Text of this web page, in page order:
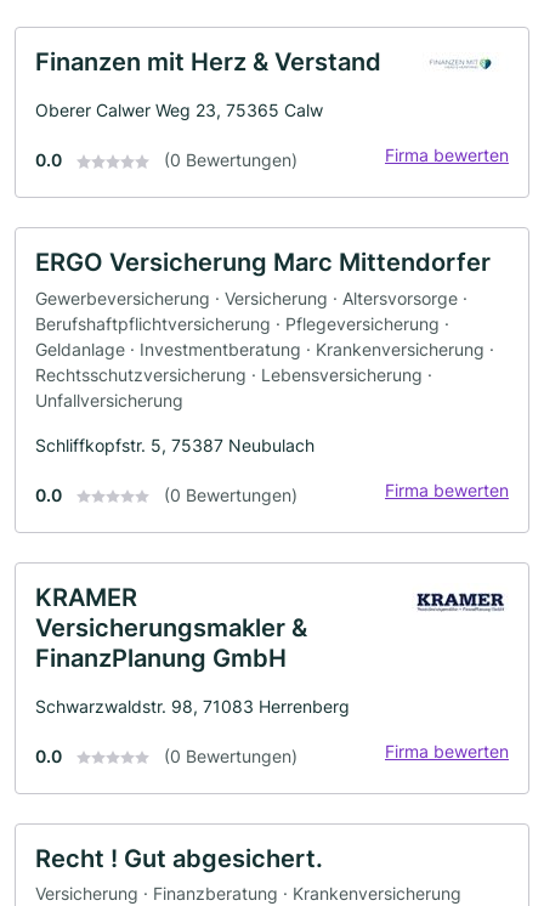
Finanzen mit Herz & Verstand
Oberer Calwer Weg 23, 75365 Calw
0.0 (0 Bewertungen) Firma bewerten
ERGO Versicherung Marc Mittendorfer
Gewerbeversicherung · Versicherung · Altersvorsorge ·
Berufshaftpflichtversicherung · Pflegeversicherung ·
Geldanlage · Investmentberatung · Krankenversicherung ·
Rechtsschutzversicherung · Lebensversicherung ·
Unfallversicherung
Schliffkopfstr. 5, 75387 Neubulach
0.0 (0 Bewertungen) Firma bewerten
KRAMER
Versicherungsmakler &
FinanzPlanung GmbH
Schwarzwaldstr. 98, 71083 Herrenberg
0.0 (0 Bewertungen) Firma bewerten
Recht ! Gut abgesichert.
Versicherung · Finanzberatung · Krankenversicherung